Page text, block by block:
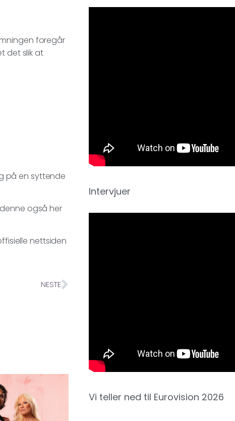
foregår
det slik at
på en syttende
denne også her
nettsiden
NESTE
Intervjuer
Vi teller ned til Eurovision 2026